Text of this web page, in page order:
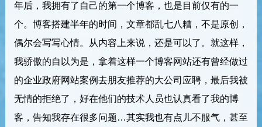
年后，我拥有了自己的第一个博客，也是目前仅有的一
个。博客搭建半年的时间，文章都乱七八糟，不是原创，
偶尔会写写心情。从内容上来说，还是可以了。就这样，
我骄傲的自以为是，拿着这样一个博客网站还有曾经做过
的企业政府网站案例去朋友推荐的大公司应聘，最后我被
无情的拒绝了，好在他们的技术人员也认真看了我的博
客，告知我存在很多问题…其实我也有点儿不服气，甚至